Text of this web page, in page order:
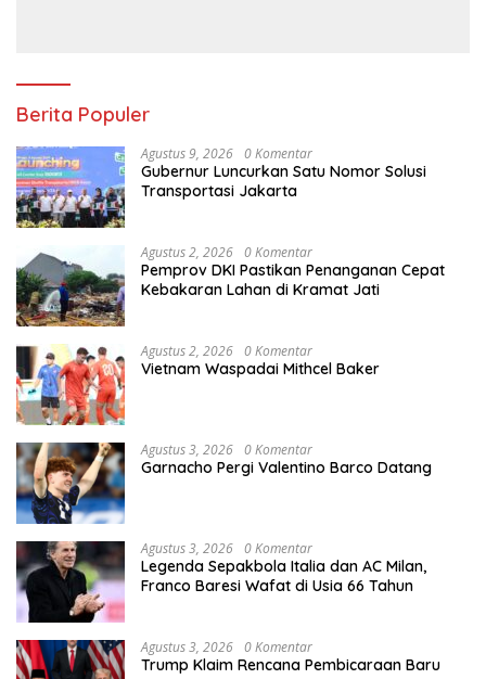
Berita Populer
Agustus 9, 2026 0 Komentar
Gubernur Luncurkan Satu Nomor Solusi
Transportasi Jakarta
Agustus 2, 2026 0 Komentar
Pemprov DKI Pastikan Penanganan Cepat
Kebakaran Lahan di Kramat Jati
Agustus 2, 2026 0 Komentar
Vietnam Waspadai Mithcel Baker
Agustus 3, 2026 0 Komentar
Garnacho Pergi Valentino Barco Datang
Agustus 3, 2026 0 Komentar
Legenda Sepakbola Italia dan AC Milan,
Franco Baresi Wafat di Usia 66 Tahun
Agustus 3, 2026 0 Komentar
Trump Klaim Rencana Pembicaraan Baru